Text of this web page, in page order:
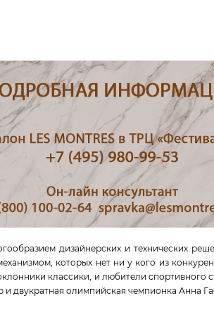
дизайнерских и технических
которых нет ни у кого из
классики, и любители спортивного
двукратная олимпийская чемпионка Анна